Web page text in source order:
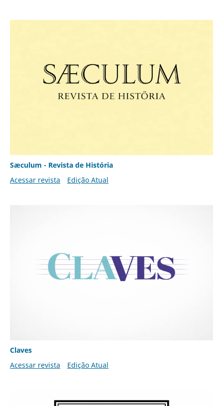
Sæculum - Revista de História
Acessar revista
Edição Atual
Claves
Acessar revista
Edição Atual